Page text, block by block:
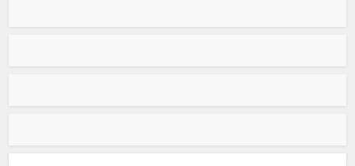
Visoki predstavnik u BiH nije nikad bio ovlašten da
niti prema ostalim pravni dokumentima koji priznaju
koje je nametao, pozivajući se na takozvana bonska